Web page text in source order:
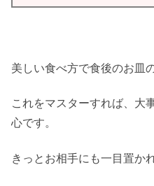
美しい食べ方で食後のお皿
これをマスターすれば、大
心です。
きっとお相手にも一目置か